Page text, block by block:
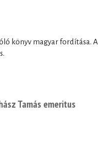
könyv magyar fordítása. A
Tamás emeritus